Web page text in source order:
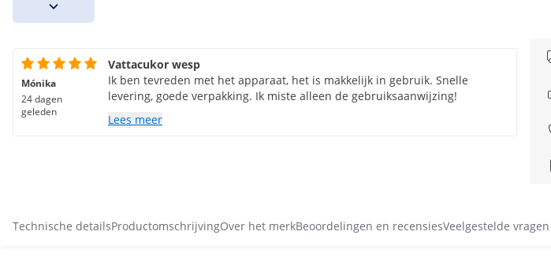
Mónika
24 dagen
geleden
Vattacukor wesp
Ik ben tevreden met het apparaat, het is makkelijk in gebruik. Snelle
levering, goede verpakking. Ik miste alleen de gebruiksaanwijzing!
Lees meer
Technische detailsProductomschrijvingOver het merkBeoordelingen en recensiesVeelgestelde vragen